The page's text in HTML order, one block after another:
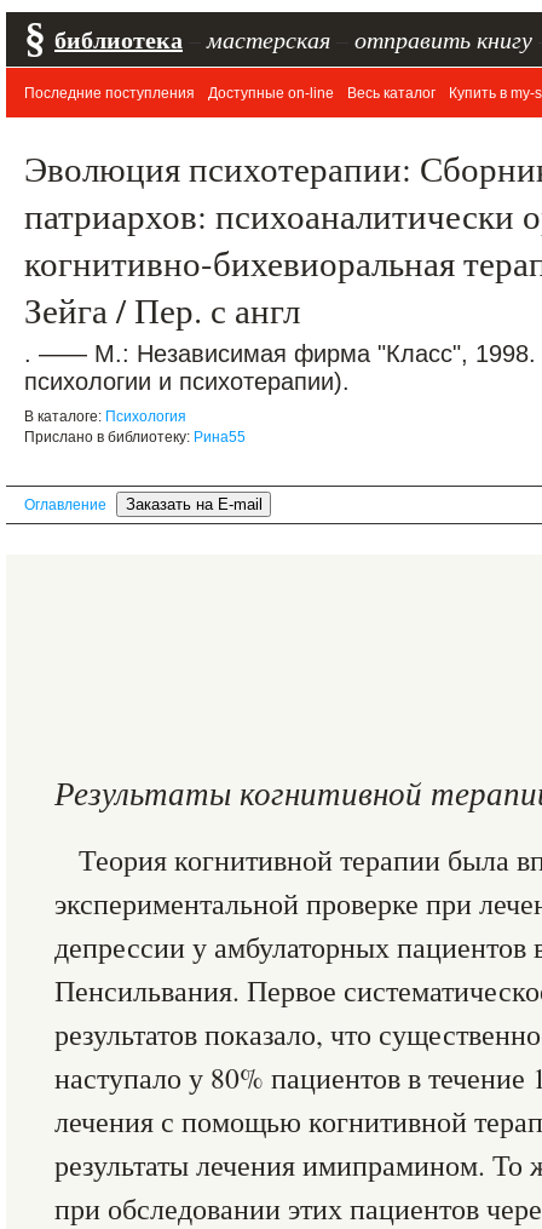
§ библиотека мастерская отправить книгу
Последние поступления Доступные on-line Весь каталог Купить в my-
Эволюция психотерапии:
патриархов: психоаналитически
когнитивно-бихевиоральная
Зейга / Пер. с англ
. —— М.: Независимая фирма "Класс",
психологии и психотерапии).
В каталоге: Психология
Прислано в библиотеку: Рина55
Оглавление
Результаты когнитивной
Теория когнитивной терапии была
экспериментальной проверке при
депрессии у амбулаторных пациентов
Пенсильвания. Первое
результатов показало, что
наступало у 80% пациентов в течение
лечения с помощью когнитивной
результаты лечения имипрамином. То
при обследовании этих пациентов